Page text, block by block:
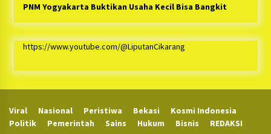
PNM Yogyakarta Buktikan Usaha Kecil Bisa Bangkit
https://www.youtube.com/@LiputanCikarang
Viral Nasional Peristiwa Bekasi
Kosmi Indonesia
Politik
Pemerintah Sains Hukum Bisnis REDAKSI